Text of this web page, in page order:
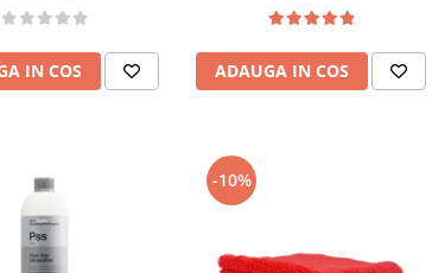
IN COS ADAUGA IN COS
-10%